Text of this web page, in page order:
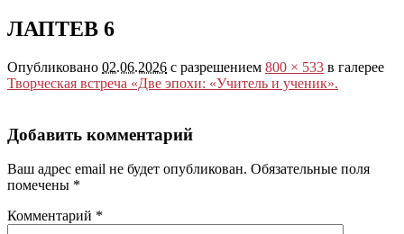
ЛАПТЕВ 6
Опубликовано 02.06.2026 с разрешением 800 × 533 в галерее
Творческая встреча «Две эпохи: «Учитель и ученик».
Добавить комментарий
Ваш адрес email не будет опубликован. Обязательные поля
помечены *
Комментарий *